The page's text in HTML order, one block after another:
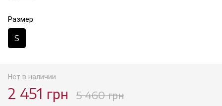
Размер
S
Нет в наличии
2 451 грн 5 460 грн